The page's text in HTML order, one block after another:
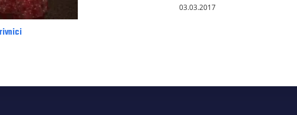
03.03.2017